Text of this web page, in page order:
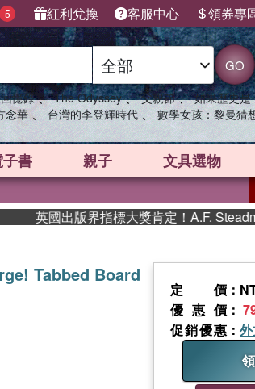
5 紅利兌換 客服中心 領券專
GO
憶錄 、 The Odyssey 、 父親節 、 如果歷史是
念華 、 台灣的李登輝時代 、 數學女孩：黎曼猜
子書 親子 文具選物
英國出版界指標大獎肯定！A.F.
Tabbed Board
定價 ：
優惠價 ：
促銷優惠 ：